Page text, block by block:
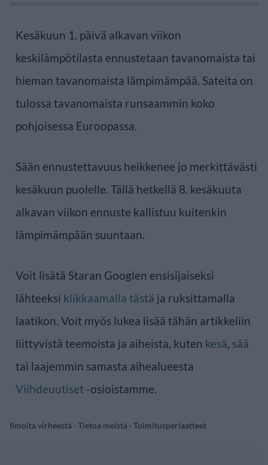
Kesäkuun 1. päivä alkavan viikon
keskilämpötilasta ennustetaan tavanomaista tai
hieman tavanomaista lämpimämpää. Sateita on
tulossa tavanomaista runsaammin koko
pohjoisessa Euroopassa.
Sään ennustettavuus heikkenee jo merkittävästi
kesäkuun puolelle. Tällä hetkellä 8. kesäkuuta
alkavan viikon ennuste kallistuu kuitenkin
lämpimämpään suuntaan.
Voit lisätä Staran Googlen ensisijaiseksi
lähteeksi klikkaamalla tästä ja ruksittamalla
laatikon. Voit myös lukea lisää tähän artikkeliin
liittyvistä teemoista ja aiheista, kuten kesä, sää
tai laajemmin samasta aihealueesta
Viihdeuutiset -osioistamme.
Ilmoita virheestä · Tietoa meistä · Toimitusperiaatteet